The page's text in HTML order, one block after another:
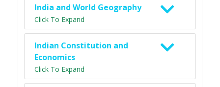
India and World Geography
Click To Expand
Indian Constitution and
Economics
Click To Expand